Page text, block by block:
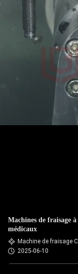
Machines de fraisage
médicaux
Machine de fraisage
2025-06-10